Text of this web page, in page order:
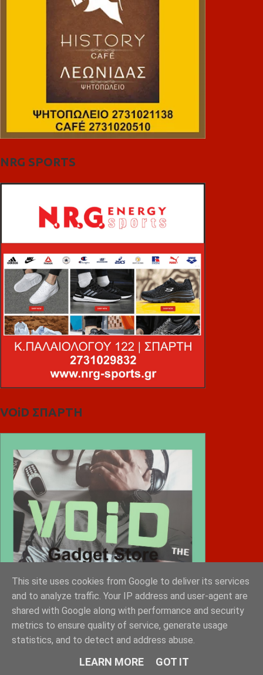
NRG SPORTS
VOiD ΣΠΑΡΤΗ
This site uses cookies from Google to deliver its services
and to analyze traffic. Your IP address and user-agent are
shared with Google along with performance and security
metrics to ensure quality of service, generate usage
statistics, and to detect and address abuse.
LEARN MORE GOT IT